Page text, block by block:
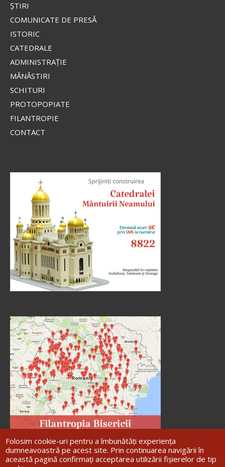
îmbrăcată într-o mantie roșie strălucitoare și un
Fraților, lauda noastră aceasta este: mărturia
conștiinței noastre că am umblat în lume, și mai
cei ce zic că nu este înviere, și L-au întrebat, zicând:
Învățătorule, Moise a zis: «Dacă cineva moare
neavând copii, fratele...
doxologia.ro
Preia articolele Doxologia în site-ul tău!
ŞTIRI
COMUNICATE DE PRESĂ
ISTORIC
CATEDRALE
ADMINISTRAŢIE
MĂNĂSTIRI
SCHITURI
PROTOPOPIATE
FILANTROPIE
CONTACT
Folosim cookie-uri pentru a îmbunătăți experiența
dumneavoastră pe acest site. Prin continuarea navigării în
această pagină confirmați acceptarea utilizării fișierelor de tip